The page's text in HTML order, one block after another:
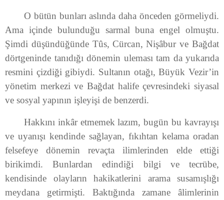
O bütün bunları aslında daha önceden görmeliydi.
Ama içinde bulunduğu sarmal buna engel olmuştu.
Şimdi düşündüğünde Tûs, Cürcan, Nişâbur ve Bağdat
dörtgeninde tanıdığı dönemin uleması tam da yukarıda
resmini çizdiği gibiydi. Sultanın otağı, Büyük Vezir’in
yönetim merkezi ve Bağdat halife çevresindeki siyasal
ve sosyal yapının işleyişi de benzerdi.
Hakkını inkâr etmemek lazım, bugün bu kavrayışı
ve uyanışı kendinde sağlayan, fıkıhtan kelama oradan
felsefeye dönemin revaçta ilimlerinden elde ettiği
birikimdi. Bunlardan edindiği bilgi ve tecrübe,
kendisinde olayların hakikatlerini arama susamışlığı
meydana getirmişti. Baktığında zamane âlimlerinin